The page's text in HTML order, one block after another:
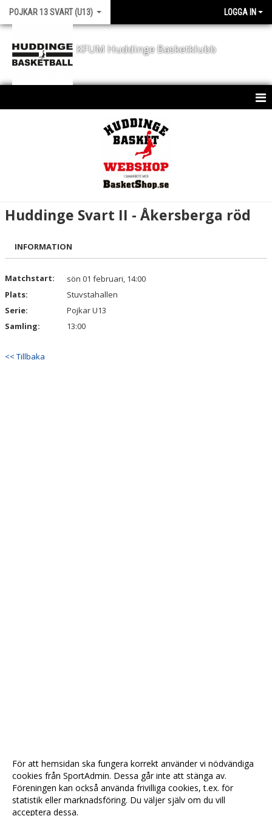
POJKAR 13 SVART (U13) LOGGA IN
KFUM Huddinge Basketklubb
Huddinge Svart II - Åkersberga röd
INFORMATION
Matchstart:
sön 01 februari, 14:00
Plats:
Stuvstahallen
Serie:
Pojkar U13
Samling:
13:00
<< Tillbaka
För att hemsidan ska fungera korrekt använder vi nödvändiga
cookies från SportAdmin. Dessa går inte att stänga av.
Föreningen kan också använda frivilliga cookies, t.ex. för
statistik eller marknadsföring. Du väljer själv om du vill
acceptera dessa.